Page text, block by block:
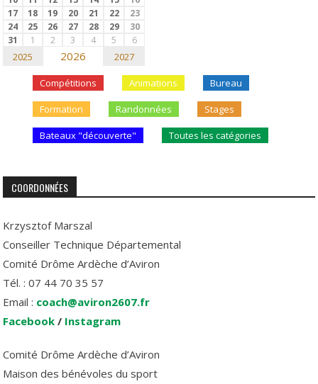
17
18 19 20 21 22
23
24
25 26 27 28 29
30
31
1 2 3 4 5 6
2025 2026 2027
Compétitions Animations Bureau
Formation Randonnées Stages
Bateaux "découverte" Toutes les catégories
COORDONNÉES
Krzysztof Marszal
Conseiller Technique Départemental
Comité Drôme Ardèche d’Aviron
Tél. : 07 44 70 35 57
Email : coach@aviron2607.fr
Facebook / Instagram
Comité Drôme Ardèche d’Aviron
Maison des bénévoles du sport